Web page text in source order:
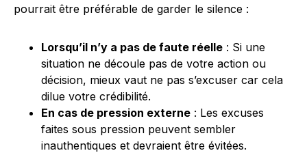
pourrait être préférable de garder le silence :
Lorsqu’il n’y a pas de faute réelle : Si une
situation ne découle pas de votre action ou
décision, mieux vaut ne pas s’excuser car cela
dilue votre crédibilité.
En cas de pression externe : Les excuses
faites sous pression peuvent sembler
inauthentiques et devraient être évitées.